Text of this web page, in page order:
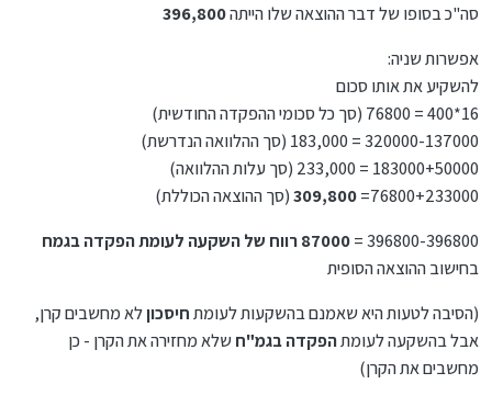
סה"כ בסופו של דבר ההוצאה שלו הייתה396,800
אפשרות שניה:
להשקיע את אותו סכום
16*400 = 76800 (סך כל סכומי ההפקדה החודשית)
320000-137000 = 183,000 (סך ההלוואה הנדרשת)
183000+50000 = 233,000 (סך עלות ההלוואה)
76800+233000=
309,800(סך ההוצאה הכוללת)
396800-396800 =
87000רווח של השקעה לעומת הפקדה בגמח
בחישוב ההוצאה הסופית
(הסיבה לטעות היא שאמנם בהשקעות לעומתחיסכוןלא מחשבים קרן,
אבל בהשקעה לעומתהפקדה בגמ"חשלא מחזירה את הקרן - כן
מחשבים את הקרן)